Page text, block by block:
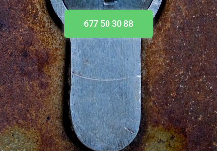
677 50 30 88